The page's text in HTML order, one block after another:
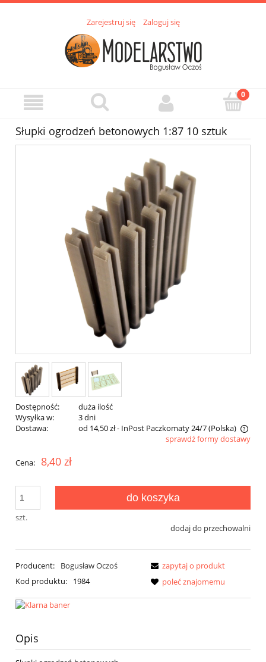
Zarejestruj się Zaloguj się
Słupki ogrodzeń betonowych 1:87 10 sztuk
Dostępność:
duża ilość
Wysyłka w:
3 dni
Dostawa:
od 14,50 zł- InPost Paczkomaty 24/7(Polska)
Cena nie zawiera ewentualnych kosztów płatnościsprawdź formy dostawy
Cena: 8,40 zł
szt.
do koszyka
dodaj do przechowalni
Producent:
Bogusław Oczoś
Kod produktu:
1984
zapytaj o produkt
poleć znajomemu
Opis